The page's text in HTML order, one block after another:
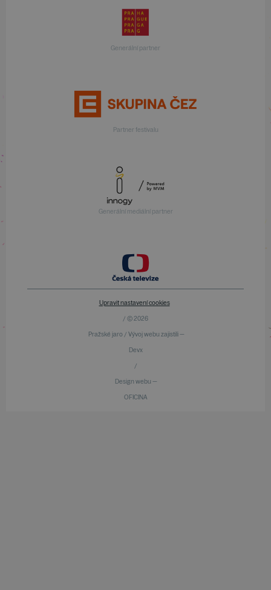
Generální partner
Partner festivalu
Generální mediální partner
Upravit nastavení cookies
/ © 2026
Pražské jaro / Vývoj webu zajistili —
Devx
/
Design webu —
OFICINA